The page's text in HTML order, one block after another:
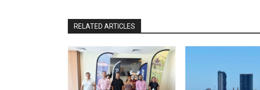
RELATED ARTICLES